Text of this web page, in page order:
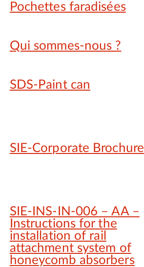
Pochettes faradisées
Qui sommes-nous ?
SDS-Paint can
SIE-Corporate Brochure
SIE-INS-IN-006 – AA –
Instructions for the
installation of rail
attachment system of
honeycomb absorbers